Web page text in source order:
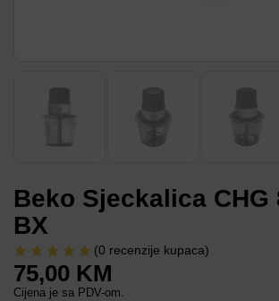
Beko Sjeckalica CHG
BX
(0 recenzije kupaca)
75,00 KM
Cijena je sa PDV-om.